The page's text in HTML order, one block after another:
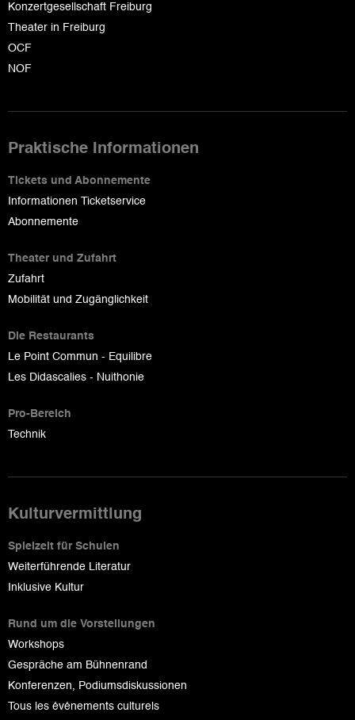
Konzertgesellschaft Freiburg
Theater in Freiburg
OCF
NOF
Praktische Informationen
Tickets und Abonnemente
Informationen Ticketservice
Abonnemente
Theater und Zufahrt
Zufahrt
Mobilität und Zugänglichkeit
Die Restaurants
Le Point Commun - Equilibre
Les Didascalies - Nuithonie
Pro-Bereich
Technik
Kulturvermittlung
Spielzeit für Schulen
Weiterführende Literatur
Inklusive Kultur
Rund um die Vorstellungen
Workshops
Gespräche am Bühnenrand
Konferenzen, Podiumsdiskussionen
Tous les événements culturels